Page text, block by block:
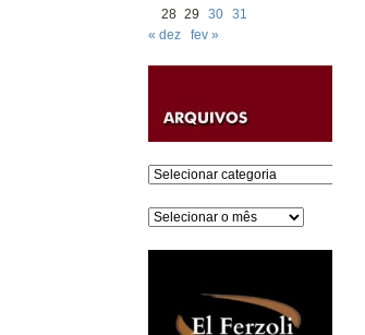
28 29 30 31
« dez
fev »
Categorias
Arquivos